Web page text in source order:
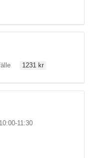
tillfällen1231 kr
11:30